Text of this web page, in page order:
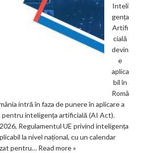
Inteli
gența
Artifi
cială
devin
e
aplica
bil în
Româ
intră în faza de punere în aplicare a
pentru inteligența artificială (AI Act).
Regulamentul UE privind inteligența
la nivel național, cu un calendar
pentru… Read more »